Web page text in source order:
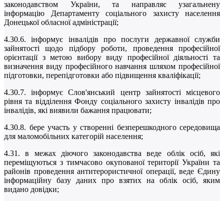
законодавством України, та направляє узагальнену
інформацію Департаменту соціального захисту населення
Донецької обласної адміністрації;
4.30.6. інформує інвалідів про послуги державної служби
зайнятості щодо підбору роботи, проведення професійної
орієнтації з метою вибору виду професійної діяльності та
визначення виду професійного навчання шляхом професійної
підготовки, перепідготовки або підвищення кваліфікації;
4.30.7. інформує Слов'янський центр зайнятості місцевого
рівня та відділення Фонду соціального захисту інвалідів про
інвалідів, які виявили бажання працювати;
4.30.8. бере участь у створенні безперешкодного середовища
для маломобільних категорій населення;
4.31. в межах діючого законодавства веде облік осіб, які
переміщуються з тимчасово окупованої території України та
районів проведення антитерористичної операції, веде Єдину
інформаційну базу даних про взятих на облік осіб, яким
видано довідки;